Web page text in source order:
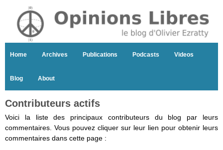
Home Archives Publications Podcasts Videos
Blog About
Contributeurs actifs
Voici la liste des principaux contributeurs du blog par leurs
commentaires. Vous pouvez cliquer sur leur lien pour obtenir leurs
commentaires dans cette page :